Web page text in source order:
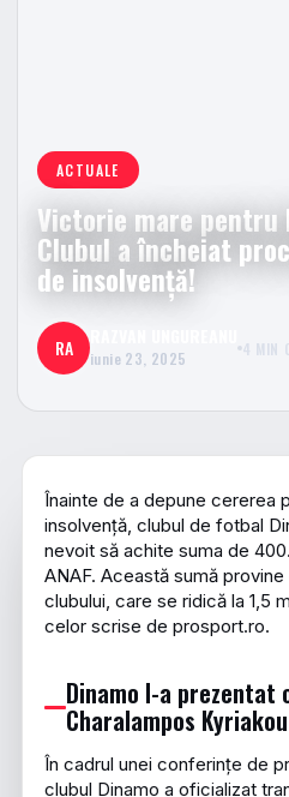
ACTUALE
Victorie mare pentru
Clubul a încheiat
de insolvenţă!
RA iunie 23, 2025 4 MIN
Înainte de a depune cererea
insolvență, clubul de fotbal
nevoit să achite suma de
ANAF. Această sumă
clubului, care se ridică la 1,5
celor scrise de prosport.ro.
Dinamo l-a prezentat
Charalampos Kyriakou
În cadrul unei conferințe de
clubul Dinamo a oficializat